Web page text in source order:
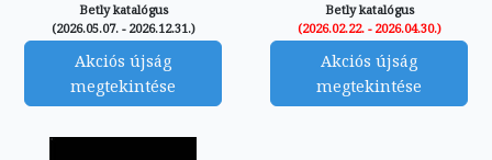
Betly katalógus
(2026.05.07. - 2026.12.31.)
Akciós újság
megtekintése
Betly katalógus
(2026.02.22. - 2026.04.30.)
Akciós újság
megtekintése